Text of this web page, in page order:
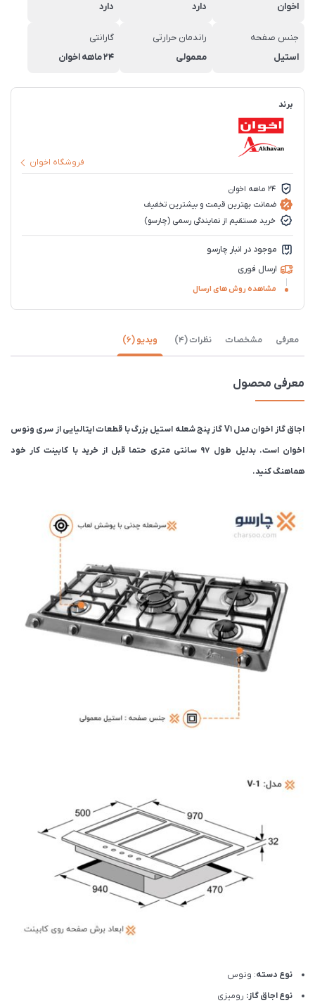
اخوان
دارد
دارد
جنس صفحه
استیل
راندمان حرارتی
معمولی
گارانتی
۲۴ ماهه اخوان
برند
فروشگاه اخوان
۲۴ ماهه اخوان
ضمانت بهترین قیمت و بیشترین تخفیف
خرید مستقیم از نمایندگی رسمی (چارسو)
موجود در انبار چارسو
ارسال فوری
مشاهده روش های ارسال
معرفی مشخصات نظرات (4) ویدیو (6)
معرفی محصول
اجاق گاز اخوان مدل V1 گاز پنج شعله استیل بزرگ با قطعات ایتالیایی از سری ونوس
اخوان است. بدلیل طول ۹۷ سانتی متری حتما قبل از خرید با کابینت کار خود
هماهنگ کنید.
نوع دسته: ونوس
نوع اجاق گاز: رومیزی